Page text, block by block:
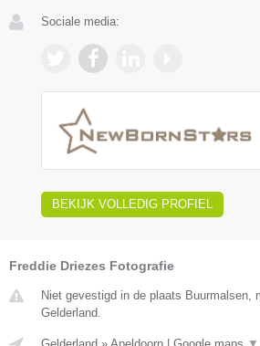
Sociale media:
BEKIJK VOLLEDIG PROFIEL
Freddie Driezes Fotografie
Niet gevestigd in de plaats Buurmalsen,
Gelderland.